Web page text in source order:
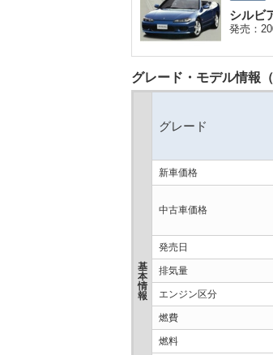
シルビ
発売：
グレード・モデル情報
基
本
情
報
グレード
新車価格
中古車価格
発売日
排気量
エンジン区分
燃費
燃料